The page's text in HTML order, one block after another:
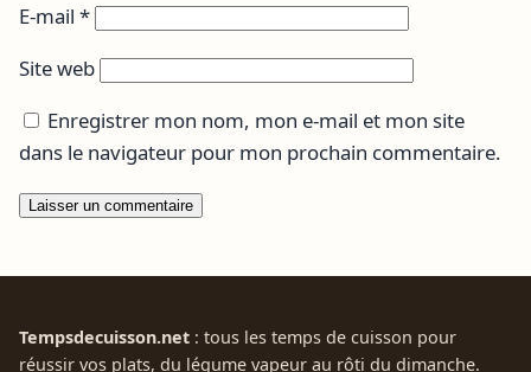
E-mail *
Site web
Enregistrer mon nom, mon e-mail et mon site
dans le navigateur pour mon prochain commentaire.
Tempsdecuisson.net : tous les temps de cuisson pour
réussir vos plats, du légume vapeur au rôti du dimanche.